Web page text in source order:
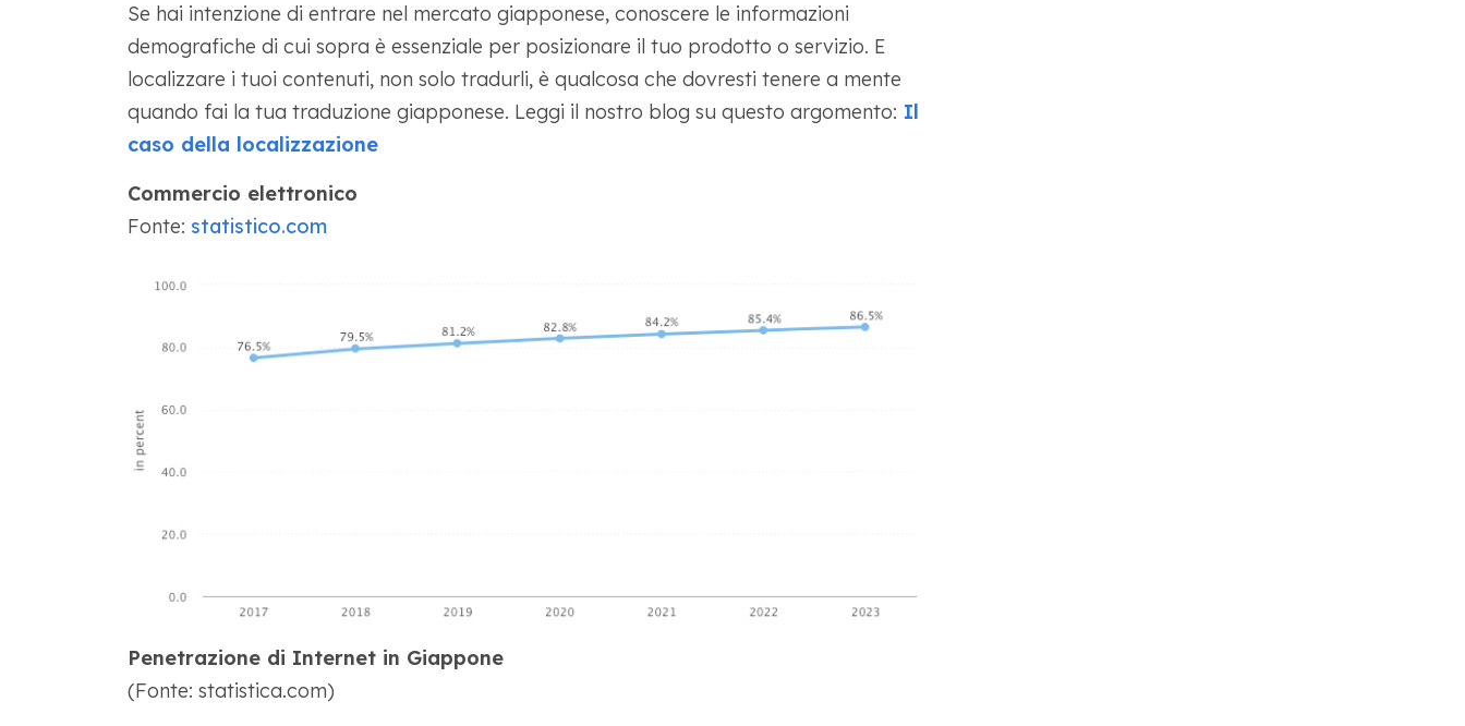
Se hai intenzione di entrare nel mercato giapponese, conoscere le informazioni
demografiche di cui sopra è essenziale per posizionare il tuo prodotto o servizio. E
localizzare i tuoi contenuti, non solo tradurli, è qualcosa che dovresti tenere a mente
quando fai la tua traduzione giapponese. Leggi il nostro blog su questo argomento: Il
caso della localizzazione
Commercio elettronico
Fonte: statistico.com
Penetrazione di Internet in Giappone
(Fonte: statistica.com)